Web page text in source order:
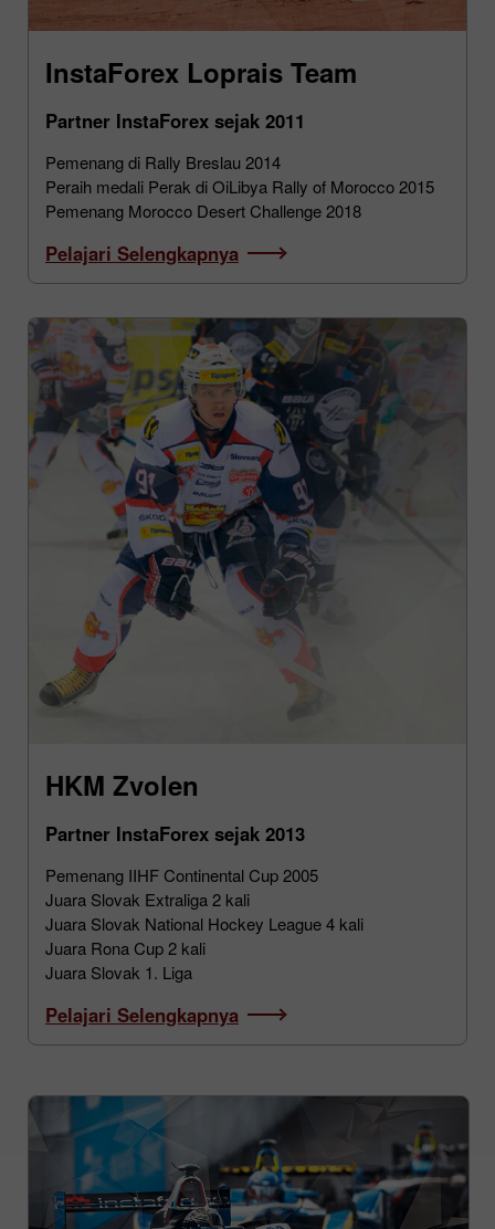
InstaForex Loprais Team
Partner InstaForex sejak 2011
Pemenang di Rally Breslau 2014
Peraih medali Perak di OiLibya Rally of Morocco 2015
Pemenang Morocco Desert Challenge 2018
Pelajari Selengkapnya
HKM Zvolen
Partner InstaForex sejak 2013
Pemenang IIHF Continental Cup 2005
Juara Slovak Extraliga 2 kali
Juara Slovak National Hockey League 4 kali
Juara Rona Cup 2 kali
Juara Slovak 1. Liga
Pelajari Selengkapnya